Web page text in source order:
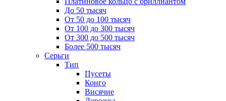
До 50 тысяч
От 50 до 100 тысяч
От 100 до 300 тысяч
От 300 до 500 тысяч
Более 500 тысяч
Серьги
Тип
Пусеты
Конго
Висячие